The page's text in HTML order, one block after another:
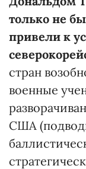
только не
привели к
стран
военные
США